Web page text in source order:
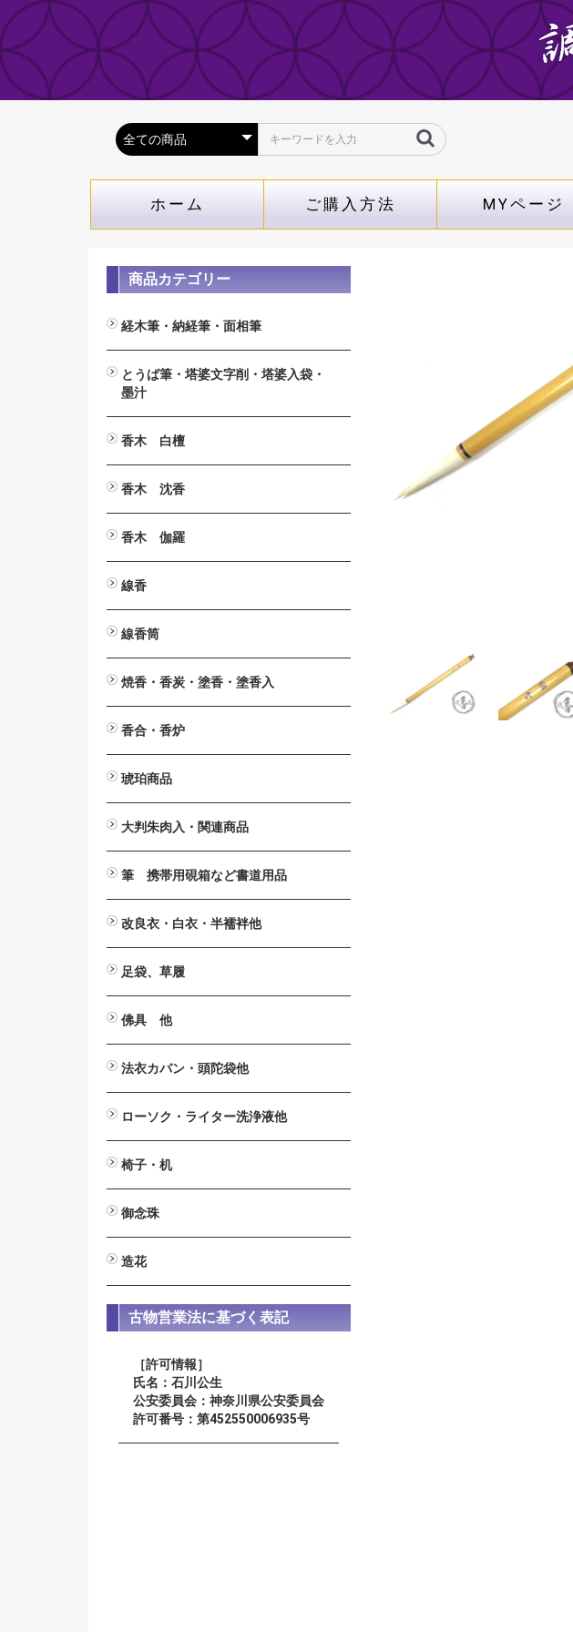
ホーム ご購入方法 MYページ
商品カテゴリー
経木筆・納経筆・面相筆
経木筆（木札専用筆）
納経筆(納経帳専用）
面相筆
とうば筆・塔婆文字削・塔婆入袋・
墨汁
とうば筆
塔婆文字削り
塔婆入れ袋
塔婆・経木・木面専用墨液
香木 白檀
白檀・刻み
白檀・切葉
白檀・角割（分割）
白檀・塗香入
白檀・香合
白檀・腕輪（念珠）
白檀木・彫刻
入浴剤 カッコウ・白檀
白檀の香りの消毒液
香木 沈香
沈香・刻み（粉末）
沈香・爪 割 笹
沈香・原木
沈香・香合
沈香・香炉
沈香・ストラップ
沈香・腕輪
沈香・芴
沈香・彫刻
香木 伽羅
伽羅・刻み
伽羅・小割/細割
伽羅・角割（分割）
伽羅・原木
伽羅・ストラップ
線香
短寸（中寸）白檀・沈香
伽羅（伽羅調）・短寸（中寸）
長寸 白檀・沈香
伽羅（伽羅調）・長寸
大薫 白檀・沈香
伽羅（伽羅調）・大薫
ミニ寸・渦巻・防虫香
線香筒
黒檀
紫檀
欅（けやき）
桜
焼香・香炭・塗香・塗香入
焼香
鳳命沈香
香炭
灰ならし・灰ふるい
燃香
常香盤用抜型
塗香
塗香入
香合・香炉
香合
香炉
琥珀商品
大判朱肉入・関連商品
大判朱肉入
詰替用朱肉
印じょく台
堆朱印盒
補充用液
筆 携帯用硯箱など書道用品
携帯用硯箱
小筆
中筆
太筆
墨池
筆掛け
筆立
硯
墨汁
改良衣・白衣・半襦袢他
改良衣
作務衣・掲載一時停止中
白衣・掲載一時停止中
半襦袢・掲載一時停止中
マジック帯
羽織・半纏・販売終了
下着
防寒カバー・販売終了
法衣箪笥・販売終了
足袋、草履
足袋
草履
佛具 他
法要台
戒名用紙入
印金
見台>自在見台
六角畳台
笏
絡子環
傘
ペーパーハンガー
ワイヤレスアンプ関連商品
拡声器>ハンズフリー拡声器
仏具洗浄液
案内板・パンフレッドスタンド
法衣カバン・頭陀袋他
法衣カバン
頭陀袋（袋物）
ローソク・ライター洗浄液他
洋ローソク>日之出富士
ローカット
ローがとれます
ライター
芯切り鋏
洗浄液
椅子・机
御詠歌テーブルⅡ
御詠歌用スツール
木製椅子
スチール椅子
アルミ椅子
座椅子
法事・接客机
御念珠
男性用
女性用
星月菩提樹
装束念珠 尺八寸
造花
びしゃく
しきみ
高野槇
新ヒバ
若松
シルク常花 蓮
ミニ常花 蓮
仏花
榊
古物営業法に基づく表記
［許可情報］
氏名：石川公生
公安委員会：神奈川県公安委員会
許可番号：第452550006935号